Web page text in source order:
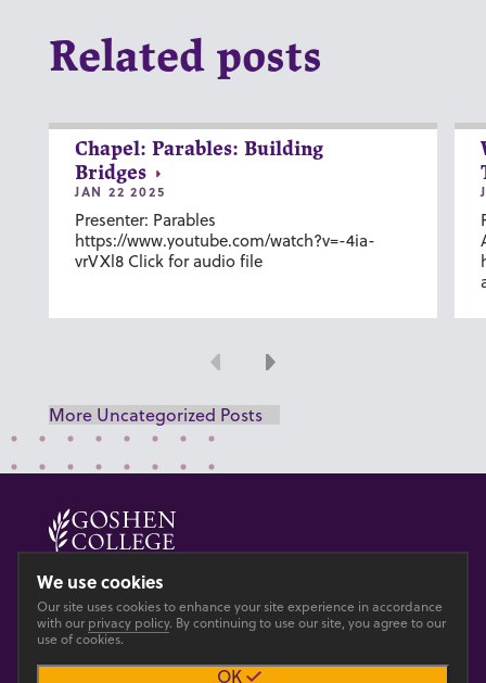
Related posts
Chapel: Parables: Building
Bridges
JAN 22 2025
Presenter: Parables
https://www.youtube.com/watch?v=-4ia-
vrVXl8 Click for audio file
Previous
Next
More Uncategorized Posts
© 2026 GOSHEN COLLEGE
PrivacyAccesibility
We use cookies
Our site uses cookies to enhance your site experience in accordance
with our privacy policy. By continuing to use our site, you agree to our
use of cookies.
OK